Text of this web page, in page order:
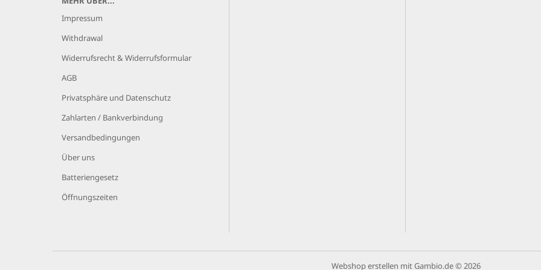
Impressum
Withdrawal
Widerrufsrecht & Widerrufsformular
AGB
Privatsphäre und Datenschutz
Zahlarten / Bankverbindung
Versandbedingungen
Über uns
Batteriengesetz
Öffnungszeiten
Webshop erstellen mit Gambio.de © 2026